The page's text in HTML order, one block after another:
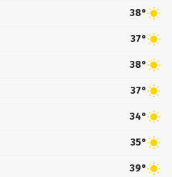
38°
37°
38°
37°
34°
35°
39°